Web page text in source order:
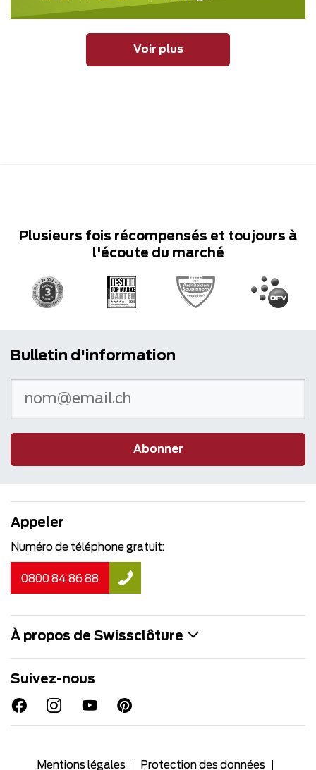
Voir plus
Plusieurs fois récompensés et toujours à
l'écoute du marché
Bulletin d'information
Abonner
Appeler
Numéro de téléphone gratuit:
0800 84 86 88
À propos de Swissclôture
Suivez-nous
Mentions légales Protection des données